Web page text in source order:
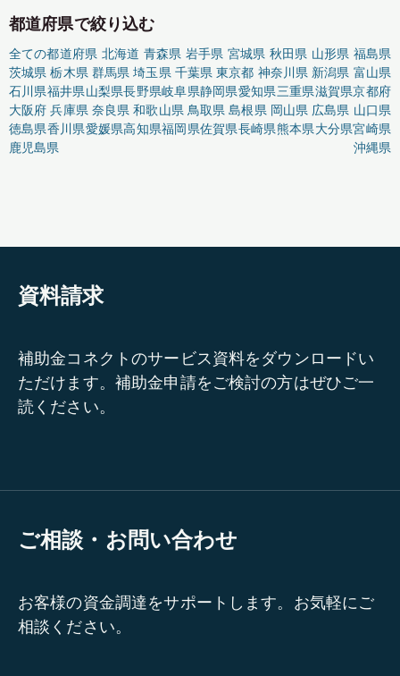
都道府県で絞り込む
全ての都道府県 北海道 青森県 岩手県 宮城県 秋田県 山形県 福島県
茨城県 栃木県 群馬県 埼玉県 千葉県 東京都 神奈川県 新潟県 富山県
石川県福井県山梨県長野県岐阜県静岡県愛知県三重県滋賀県京都府
大阪府 兵庫県 奈良県 和歌山県 鳥取県 島根県 岡山県 広島県 山口県
徳島県香川県愛媛県高知県福岡県佐賀県長崎県熊本県大分県宮崎県
鹿児島県
沖縄県
資料請求
補助金コネクトのサービス資料をダウンロードい
ただけます。補助金申請をご検討の方はぜひご一
読ください。
ご相談・お問い合わせ
お客様の資金調達をサポートします。お気軽にご
相談ください。